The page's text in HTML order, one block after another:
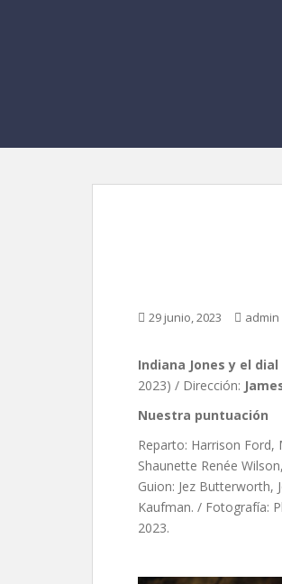
29 junio, 2023 admin
Indiana Jones y el
2023) / Dirección:
Nuestra puntuación
Reparto: Harrison
Shaunette Renée
Guion: Jez Butterworth,
Kaufman. / Fotografía:
2023.